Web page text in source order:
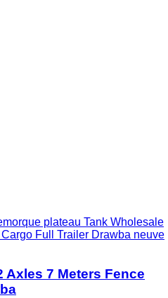
plateau Tank Wholesale
Full Trailer Drawba neuve
Axles 7 Meters Fence